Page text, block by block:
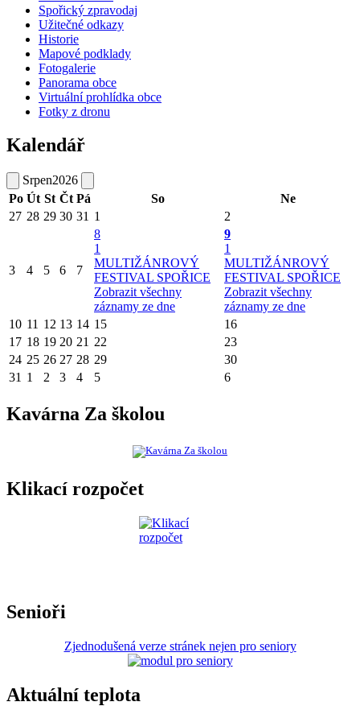
Spořický zpravodaj
Užitečné odkazy
Historie
Mapové podklady
Fotogalerie
Panorama obce
Virtuální prohlídka obce
Fotky z dronu
Kalendář
Srpen2026
Po Út St Čt Pá So
Ne
27 28 29 30 31 1 2
3 4 5 6 7
8
1
MULTIŽÁNROVÝ
FESTIVAL SPOŘICE
Zobrazit všechny
záznamy ze dne
9
1
MULTIŽÁNROVÝ
FESTIVAL SPOŘICE
Zobrazit všechny
záznamy ze dne
10 11 12 13 14 15
16
17 18 19 20 21 22
23
24 25 26 27 28 29
30
31 1 2 3 4 5 6
Kavárna Za školou
Klikací rozpočet
Senioři
Zjednodušená verze stránek nejen pro seniory
Aktuální teplota